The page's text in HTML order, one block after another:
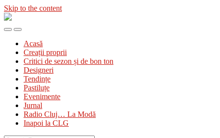
Skip to the content
Diva
Toggle
mobile
menu
Toggle
the
search
field
Acasă
Creații proprii
Critici de sezon și de bon ton
Designeri
Tendințe
Pastiluțe
Evenimente
Jurnal
Radio Cluj… La Modă
Inapoi la CLG